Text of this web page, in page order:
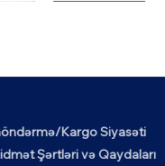
Quick View
Mark Ryden MR6602
Okul Tarzı Klasik İş ve
Kargo Siyasəti
Şərtləri və Qaydaları